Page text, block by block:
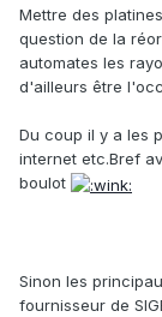
Mettre des
question de la
automates les
d'ailleurs être
Du coup il y a les
internet etc.Bref
boulot
Sinon les
fournisseur de